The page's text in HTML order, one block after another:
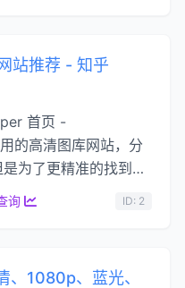
站推荐 - 知乎
首页 -
的高清图库网站，分
为了更精准的找到相
询 ID: 2
、1080p、蓝光、